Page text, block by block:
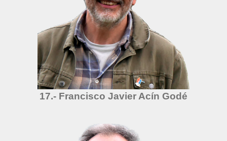
17.- Francisco Javier Acín Godé